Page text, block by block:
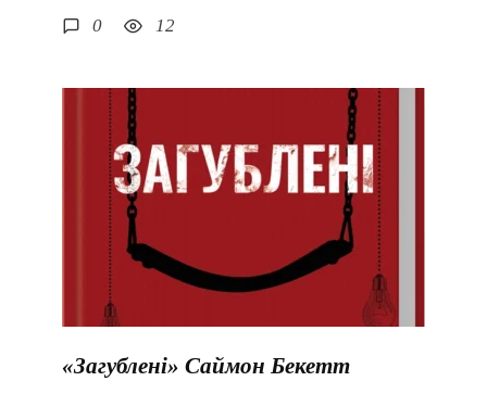
0 12
«Загублені» Саймон Бекетт